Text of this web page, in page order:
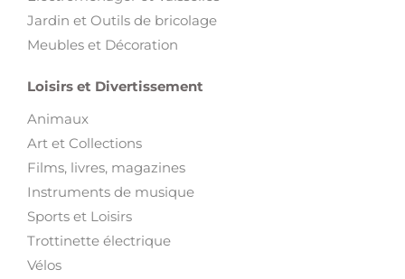
Jardin et Outils de bricolage
Meubles et Décoration
Loisirs et Divertissement
Animaux
Art et Collections
Films, livres, magazines
Instruments de musique
Sports et Loisirs
Trottinette électrique
Vélos